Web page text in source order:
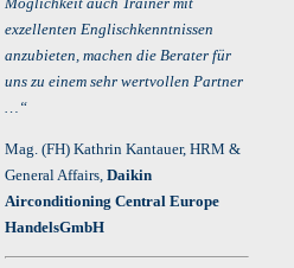
exzellenten Englischkenntnissen
anzubieten, machen die Berater für
uns zu einem sehr wertvollen Partner
…“
Mag. (FH) Kathrin Kantauer, HRM &
General Affairs, Daikin
Airconditioning Central Europe
HandelsGmbH